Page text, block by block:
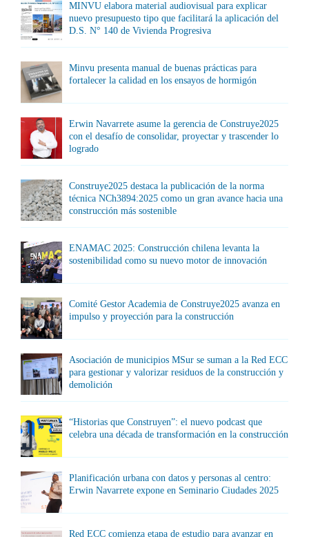
MINVU elabora material audiovisual para explicar
nuevo presupuesto tipo que facilitará la aplicación del
D.S. N° 140 de Vivienda Progresiva
Minvu presenta manual de buenas prácticas para
fortalecer la calidad en los ensayos de hormigón
Erwin Navarrete asume la gerencia de Construye2025
con el desafío de consolidar, proyectar y trascender lo
logrado
Construye2025 destaca la publicación de la norma
técnica NCh3894:2025 como un gran avance hacia una
construcción más sostenible
ENAMAC 2025: Construcción chilena levanta la
sostenibilidad como su nuevo motor de innovación
Comité Gestor Academia de Construye2025 avanza en
impulso y proyección para la construcción
Asociación de municipios MSur se suman a la Red ECC
para gestionar y valorizar residuos de la construcción y
demolición
“Historias que Construyen”: el nuevo podcast que
celebra una década de transformación en la construcción
Planificación urbana con datos y personas al centro:
Erwin Navarrete expone en Seminario Ciudades 2025
Red ECC comienza etapa de estudio para avanzar en